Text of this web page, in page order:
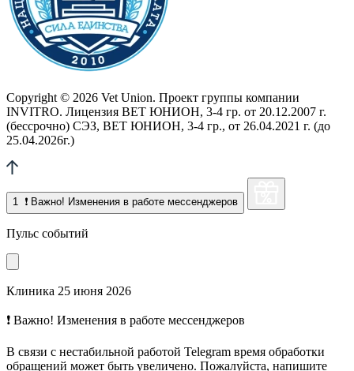
Copyright © 2026 Vet Union. Проект группы компании
INVITRO. Лицензия ВЕТ ЮНИОН, 3-4 гр. от 20.12.2007 г.
(бессрочно) СЭЗ, ВЕТ ЮНИОН, 3-4 гр., от 26.04.2021 г. (до
25.04.2026г.)
1 ❗ Важно! Изменения в работе мессенджеров
Пульс событий
Клиника 25 июня 2026
❗ Важно! Изменения в работе мессенджеров
В связи с нестабильной работой Telegram время обработки
обращений может быть увеличено. Пожалуйста, напишите